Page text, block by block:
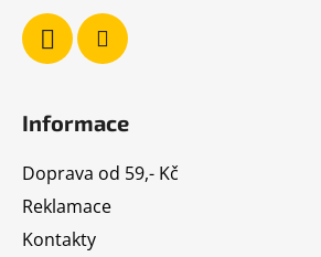
Informace
Doprava od 59,- Kč
Reklamace
Kontakty